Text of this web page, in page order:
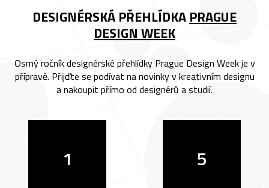
DESIGNÉRSKÁ PŘEHLÍDKA PRAGUE
DESIGN WEEK
Osmý ročník designérské přehlídky Prague Design Week je v
přípravě. Přijďte se podívat na novinky v kreativním designu
a nakoupit přímo od designérů a studií.
1 5